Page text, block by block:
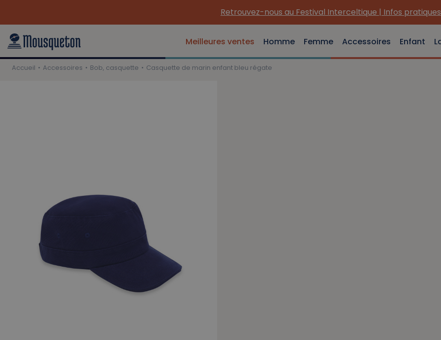
Retrouvez-nous au Festival Interceltique | Infos pratiques
Meilleures ventes Homme Femme Accessoires Enfant
Accueil Accessoires Bob, casquette Casquette de marin enfant bleu régate